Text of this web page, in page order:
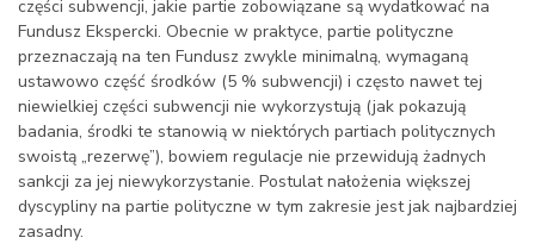
części subwencji, jakie partie zobowiązane są wydatkować na
Fundusz Ekspercki. Obecnie w praktyce, partie polityczne
przeznaczają na ten Fundusz zwykle minimalną, wymaganą
ustawowo część środków (5 % subwencji) i często nawet tej
niewielkiej części subwencji nie wykorzystują (jak pokazują
badania, środki te stanowią w niektórych partiach politycznych
swoistą „rezerwę”), bowiem regulacje nie przewidują żadnych
sankcji za jej niewykorzystanie. Postulat nałożenia większej
dyscypliny na partie polityczne w tym zakresie jest jak najbardziej
zasadny.